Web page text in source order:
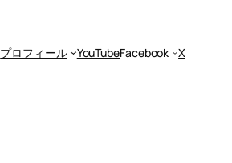
プロフィール YouTubeFacebook X